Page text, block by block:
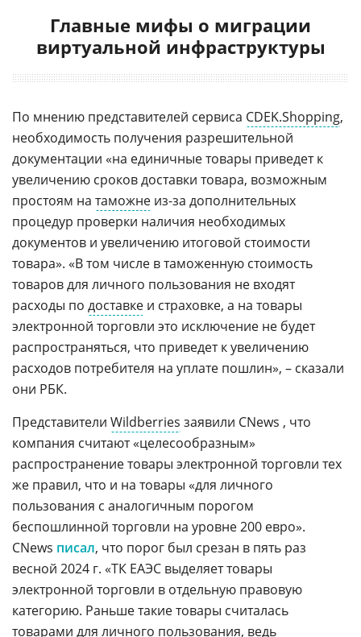
Главные мифы о миграции
виртуальной инфраструктуры
По мнению представителей сервиса CDEK.Shopping,
необходимость получения разрешительной
документации «на единичные товары приведет к
увеличению сроков доставки товара, возможным
простоям на таможне из-за дополнительных
процедур проверки наличия необходимых
документов и увеличению итоговой стоимости
товара». «В том числе в таможенную стоимость
товаров для личного пользования не входят
расходы по доставке и страховке, а на товары
электронной торговли это исключение не будет
распространяться, что приведет к увеличению
расходов потребителя на уплате пошлин», – сказали
они РБК.
Представители Wildberries заявили CNews , что
компания считают «целесообразным»
распространение товары электронной торговли тех
же правил, что и на товары «для личного
пользования с аналогичным порогом
беспошлинной торговли на уровне 200 евро».
CNews писал, что порог был срезан в пять раз
весной 2024 г. «ТК ЕАЭС выделяет товары
электронной торговли в отдельную правовую
категорию. Раньше такие товары считалась
товарами для личного пользования, ведь